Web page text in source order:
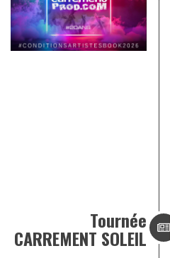
Tournée
CARREMENT SOLEIL